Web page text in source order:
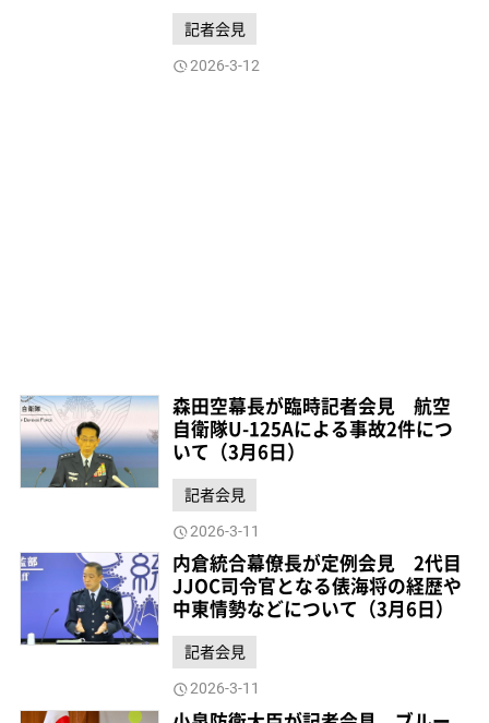
記者会見
2026-3-12
森田空幕長が臨時記者会見 航空
自衛隊U-125Aによる事故2件につ
いて（3月6日）
記者会見
2026-3-11
内倉統合幕僚長が定例会見 2代目
JJOC司令官となる俵海将の経歴や
中東情勢などについて（3月6日）
記者会見
2026-3-11